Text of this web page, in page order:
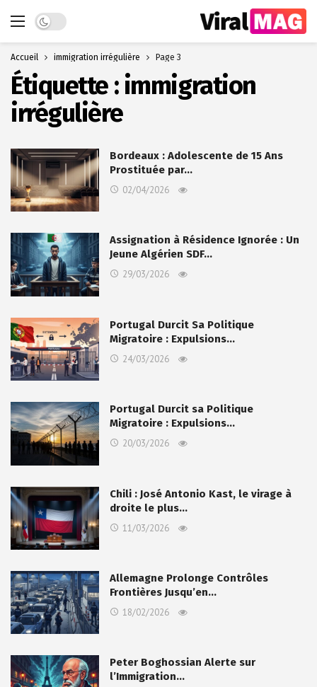
Dark mode
Accueil immigration irrégulière Page 3
Étiquette : immigration
irrégulière
Bordeaux : Adolescente de 15 Ans
Prostituée par…
02/04/2026
Assignation à Résidence Ignorée : Un
Jeune Algérien SDF…
29/03/2026
Portugal Durcit Sa Politique
Migratoire : Expulsions…
24/03/2026
Portugal Durcit sa Politique
Migratoire : Expulsions…
20/03/2026
Chili : José Antonio Kast, le virage à
droite le plus…
11/03/2026
Allemagne Prolonge Contrôles
Frontières Jusqu’en…
18/02/2026
Peter Boghossian Alerte sur
l’Immigration…